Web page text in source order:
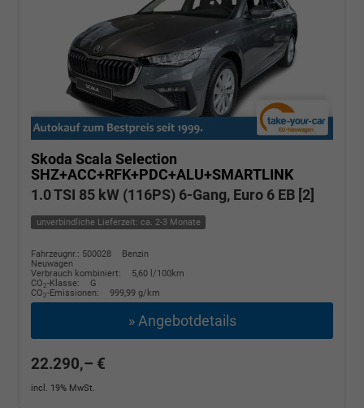
Skoda Scala Selection
SHZ+ACC+RFK+PDC+ALU+SMARTLINK
1.0 TSI 85 kW (116PS) 6-Gang, Euro 6 EB [2]
unverbindliche Lieferzeit: ca. 2-3 Monate
Fahrzeugnr.: 500028
Benzin
Neuwagen
Verbrauch kombiniert:
5,60 l/100km
CO2-Klasse:
G
CO2-Emissionen: 999,99 g/km
» Angebotdetails
22.290,– €
incl. 19% MwSt.